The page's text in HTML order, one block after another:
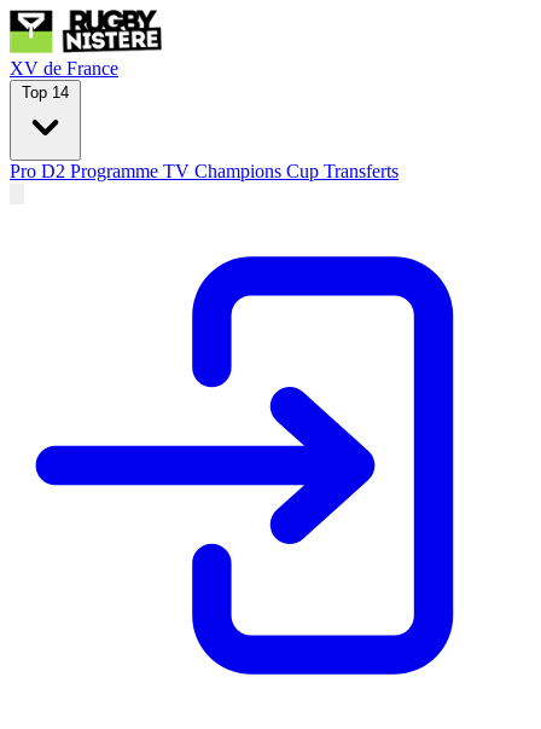
XV de France
Top 14
Pro D2 Programme TV Champions Cup Transferts